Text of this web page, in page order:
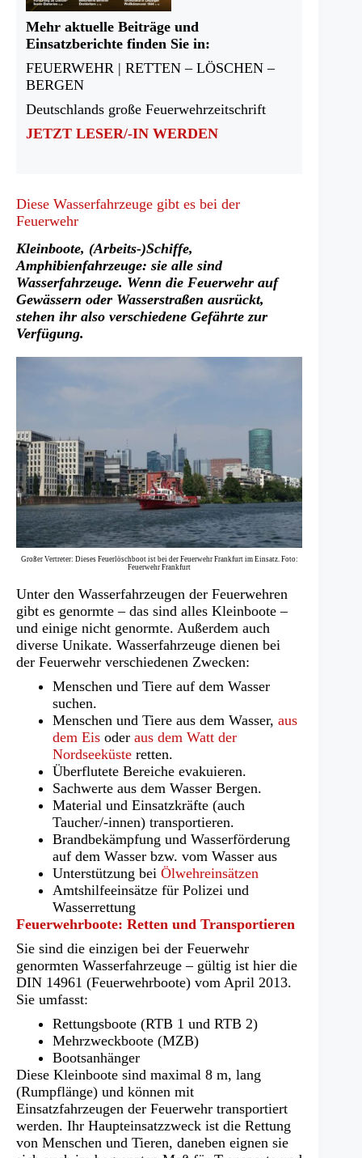
Mehr aktuelle Beiträge und
Einsatzberichte finden Sie in:
FEUERWEHR | RETTEN – LÖSCHEN –
BERGEN
Deutschlands große Feuerwehrzeitschrift
JETZT LESER/-IN WERDEN
Diese Wasserfahrzeuge gibt es bei der
Feuerwehr
Kleinboote, (Arbeits-)Schiffe,
Amphibienfahrzeuge: sie alle sind
Wasserfahrzeuge. Wenn die Feuerwehr auf
Gewässern oder Wasserstraßen ausrückt,
stehen ihr also verschiedene Gefährte zur
Verfügung.
Großer Vertreter: Dieses Feuerlöschboot ist bei der Feuerwehr Frankfurt im Einsatz. Foto:
Feuerwehr Frankfurt
Unter den Wasserfahrzeugen der Feuerwehren
gibt es genormte – das sind alles Kleinboote –
und einige nicht genormte. Außerdem auch
diverse Unikate. Wasserfahrzeuge dienen bei
der Feuerwehr verschiedenen Zwecken:
Menschen und Tiere auf dem Wasser
suchen.
Menschen und Tiere aus dem Wasser, aus
dem Eis oder aus dem Watt der
Nordseeküste retten.
Überflutete Bereiche evakuieren.
Sachwerte aus dem Wasser Bergen.
Material und Einsatzkräfte (auch
Taucher/-innen) transportieren.
Brandbekämpfung und Wasserförderung
auf dem Wasser bzw. vom Wasser aus
Unterstützung bei Ölwehreinsätzen
Amtshilfeeinsätze für Polizei und
Wasserrettung
Feuerwehrboote: Retten und Transportieren
Sie sind die einzigen bei der Feuerwehr
genormten Wasserfahrzeuge – gültig ist hier die
DIN 14961 (Feuerwehrboote) vom April 2013.
Sie umfasst:
Rettungsboote (RTB 1 und RTB 2)
Mehrzweckboote (MZB)
Bootsanhänger
Diese Kleinboote sind maximal 8 m, lang
(Rumpflänge) und können mit
Einsatzfahrzeugen der Feuerwehr transportiert
werden. Ihr Haupteinsatzzweck ist die Rettung
von Menschen und Tieren, daneben eignen sie